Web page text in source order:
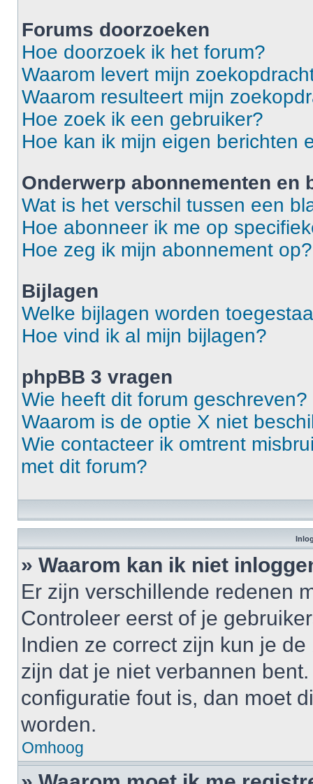
Forums doorzoeken
Hoe doorzoek ik het forum?
Waarom levert mijn
Waarom resulteert mijn
Hoe zoek ik een gebruiker?
Hoe kan ik mijn eigen berichten
Onderwerp abonnementen en
Wat is het verschil tussen een
Hoe abonneer ik me op
Hoe zeg ik mijn abonnement op?
Bijlagen
Welke bijlagen worden
Hoe vind ik al mijn bijlagen?
phpBB 3 vragen
Wie heeft dit forum geschreven?
Waarom is de optie X niet
Wie contacteer ik omtrent
met dit forum?
» Waarom kan ik niet
Er zijn verschillende redenen
Controleer eerst of je
Indien ze correct zijn kun je
zijn dat je niet verbannen
configuratie fout is, dan moet
worden.
Omhoog